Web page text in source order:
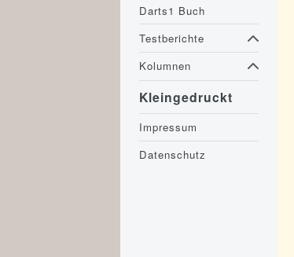
Darts1 Buch
Testberichte
Kolumnen
Kleingedruckt
Impressum
Datenschutz